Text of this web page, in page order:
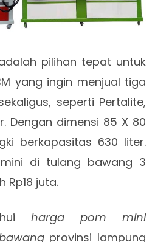
pilihan tepat untuk
yang ingin menjual tiga
seperti Pertalite,
Dengan dimensi 85 X 80
berkapasitas 630 liter.
di tulang bawang 3
Rp18 juta.
harga pom mini
provinsi lampung